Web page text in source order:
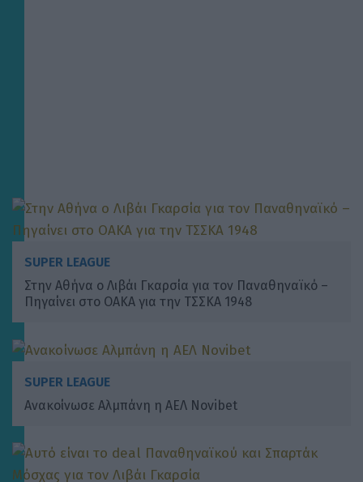
SUPER LEAGUE
Στην Αθήνα ο Λιβάι Γκαρσία για τον Παναθηναϊκό –
Πηγαίνει στο ΟΑΚΑ για την ΤΣΣΚΑ 1948
SUPER LEAGUE
Ανακοίνωσε Αλμπάνη η ΑΕΛ Novibet